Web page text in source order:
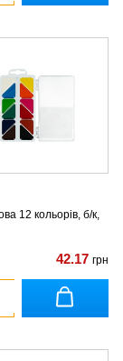
12 кольорів, б/к,
42.17 грн